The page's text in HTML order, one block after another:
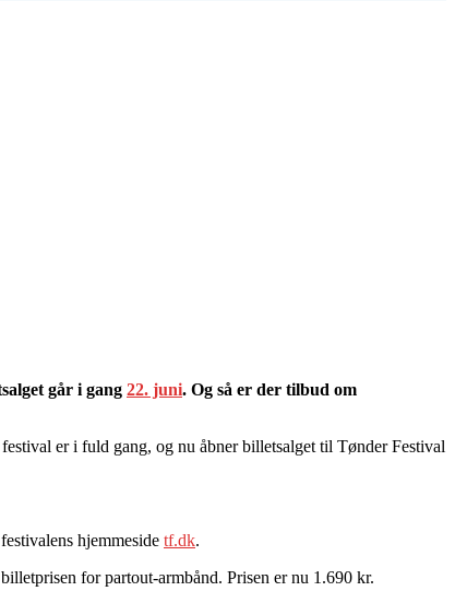
går i gang 22. juni. Og så er der tilbud om
er i fuld gang, og nu åbner billetsalget til Tønder Festival
hjemmeside tf.dk.
for partout-armbånd. Prisen er nu 1.690 kr.